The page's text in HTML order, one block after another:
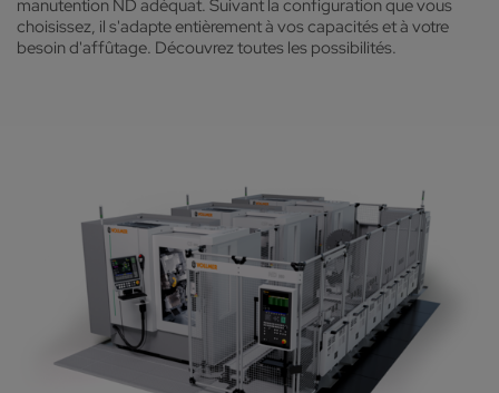
manutention ND adéquat. Suivant la configuration que vous
choisissez, il s'adapte entièrement à vos capacités et à votre
besoin d'affûtage. Découvrez toutes les possibilités.